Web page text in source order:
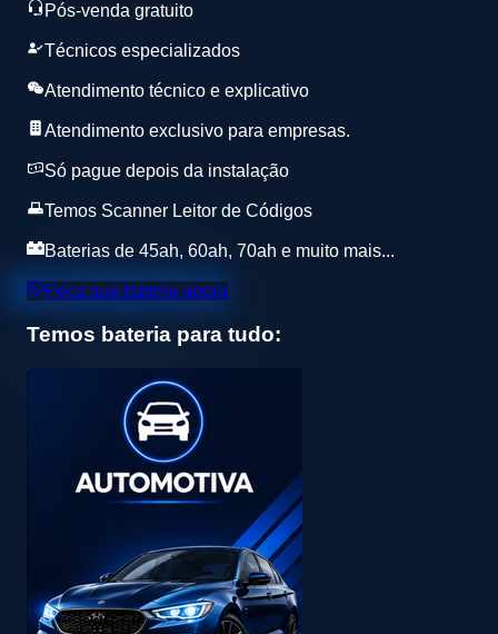
Pós-venda gratuito
Técnicos especializados
Atendimento técnico e explicativo
Atendimento exclusivo para empresas.
Só pague depois da instalação
Temos Scanner Leitor de Códigos
Baterias de 45ah, 60ah, 70ah e muito mais...
Peça sua bateria agora
Temos bateria para tudo: